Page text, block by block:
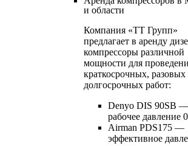
и области
Компания «ТТ Групп»
предлагает в аренду
компрессоры различной
мощности для
краткосрочных, разовых
долгосрочных работ:
Denyo DIS 90SB —
рабочее давление
Airman PDS175 —
эффективное